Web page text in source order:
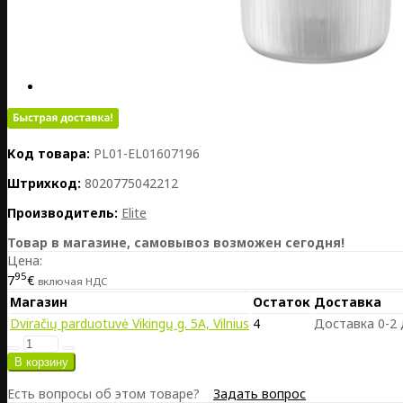
Код товара: PL01-EL01607196
Штрихкод: 8020775042212
Производитель: Elite
Товар в магазине, самовывоз возможен сегодня!
Цена:
795€ включая НДС
Магазин Остаток Доставка
Dviračių parduotuvė Vikingų g. 5A, Vilnius 4 Доставка 0-2
Есть вопросы об этом товаре? Задать вопрос